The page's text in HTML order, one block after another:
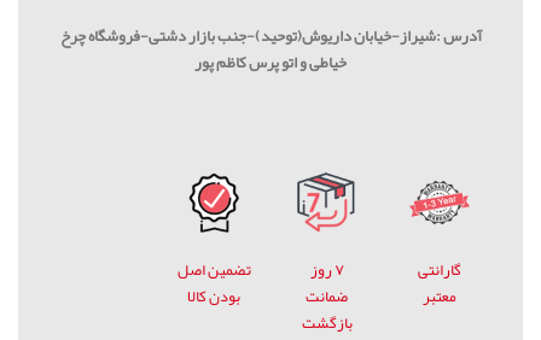
آدرس :شیراز-خیابان داریوش(توحید)-جنب بازار دشتی-فروشگاه چرخ
خیاطی و اتو پرس کاظم پور
گارانتی
معتبر
۷ روز
ضمانت
بازگشت
تضمین اصل
بودن کالا